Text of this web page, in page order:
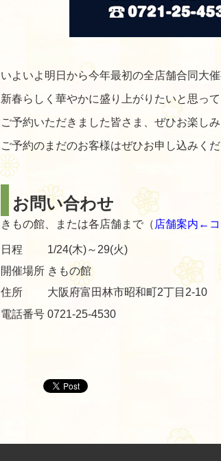
いよいよ明日から今年最初の全店舗合同大
新春らしく華やかに盛り上がりたいと思って
ご予約いただきました皆さま、ぜひお楽し
ご予約のまだのお客様はぜひお申し込みくだ
お問い合わせ
きもの館、または各店舗まで（ 店舗案内←コ
日程
1/24(木)～29(火)
開催場所 きもの館
住所
大阪府富田林市昭和町2丁目2-10
電話番号 0721-25-4530